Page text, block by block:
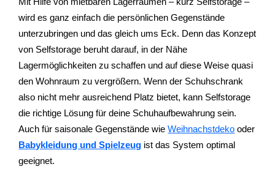
wird es ganz einfach die persönlichen Gegenstände
unterzubringen und das gleich ums Eck. Denn das Konzept
von Selfstorage beruht darauf, in der Nähe
Lagermöglichkeiten zu schaffen und auf diese Weise quasi
den Wohnraum zu vergrößern. Wenn der Schuhschrank
also nicht mehr ausreichend Platz bietet, kann Selfstorage
die richtige Lösung für deine Schuhaufbewahrung sein.
Auch für saisonale Gegenstände wieWeihnachstdeko oder
Babykleidung und Spielzeug ist das System optimal
geeignet.